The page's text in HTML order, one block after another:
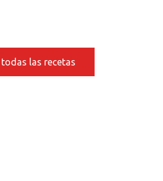
todas las recetas